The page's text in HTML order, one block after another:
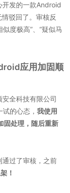
开发的一款Android
驳回了。审核反
度极高”、“疑似马
应用加固顺
全科技有限公司
的心态， 我使用
固处理，随后重新
过了审核，之前
！